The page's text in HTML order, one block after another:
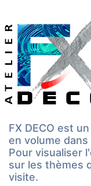
FX DECO est
en volume
Pour visualiser
sur les thèmes
visite.